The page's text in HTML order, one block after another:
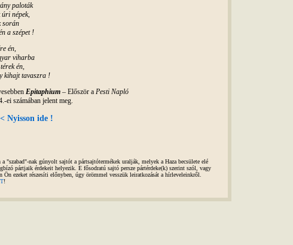
paloták
népek,
során
a szépet !
én,
viharba
én,
kihajt tavaszra !
Epitaphium– Először a Pesti Napló
ei számában jelent meg.
Nyisson ide !
a "szabad"-nak gúnyolt sajtót a pártsajtótermékek uralják, melyek a Haza becsülete elé
pártjaik érdekeit helyezik. E fősodratú sajtó persze pártérdeke(k) szerint szól, vagy
Ön ezeket részesíti előnyben, úgy örömmel vesszük leiratkozását a hírleveleinkről.
!